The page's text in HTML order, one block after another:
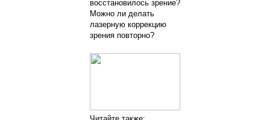
восстановилось зрение?
Можно ли делать
лазерную коррекцию
зрения повторно?